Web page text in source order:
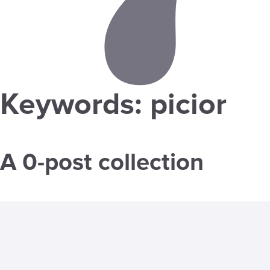
Keywords: picior
A 0-post collection